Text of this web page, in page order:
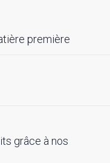
première
grâce à nos